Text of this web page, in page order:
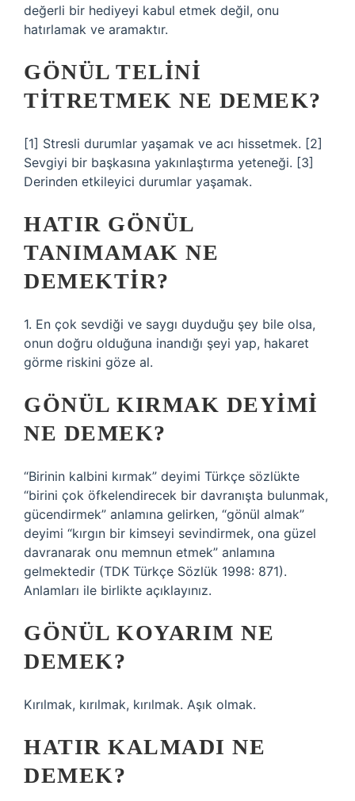
değerli bir hediyeyi kabul etmek değil, onu
hatırlamak ve aramaktır.
GÖNÜL TELINI
TITRETMEK NE DEMEK?
[1] Stresli durumlar yaşamak ve acı hissetmek. [2]
Sevgiyi bir başkasına yakınlaştırma yeteneği. [3]
Derinden etkileyici durumlar yaşamak.
HATIR GÖNÜL
TANIMAMAK NE
DEMEKTIR?
1. En çok sevdiği ve saygı duyduğu şey bile olsa,
onun doğru olduğuna inandığı şeyi yap, hakaret
görme riskini göze al.
GÖNÜL KIRMAK DEYIMI
NE DEMEK?
“Birinin kalbini kırmak” deyimi Türkçe sözlükte
“birini çok öfkelendirecek bir davranışta bulunmak,
gücendirmek” anlamına gelirken, “gönül almak”
deyimi “kırgın bir kimseyi sevindirmek, ona güzel
davranarak onu memnun etmek” anlamına
gelmektedir (TDK Türkçe Sözlük 1998: 871).
Anlamları ile birlikte açıklayınız.
GÖNÜL KOYARIM NE
DEMEK?
Kırılmak, kırılmak, kırılmak. Aşık olmak.
HATIR KALMADI NE
DEMEK?